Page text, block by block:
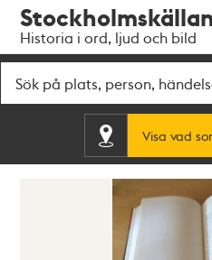
navigationen
huvudinnehållet
Historia i ord, ljud och bild
Visa vad